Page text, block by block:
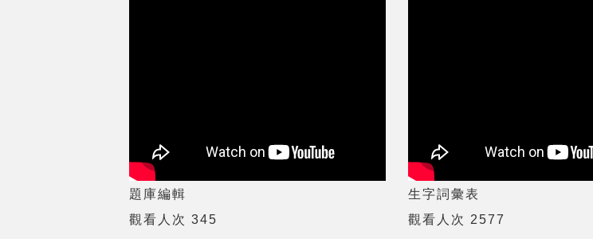
題庫編輯
觀看人次 345
生字詞彙表
觀看人次 2577